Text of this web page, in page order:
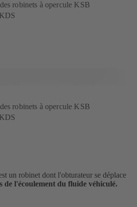
robinets à opercule KSB
robinets à opercule KSB
un robinet dont l'obturateur se déplace
de l'écoulement du fluide véhiculé.